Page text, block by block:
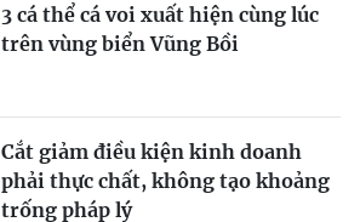
3 cá thể cá voi xuất hiện cùng lúc
trên vùng biển Vũng Bồi
Cắt giảm điều kiện kinh doanh
phải thực chất, không tạo khoảng
trống pháp lý